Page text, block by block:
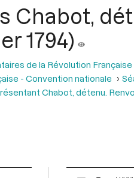
Chabot,
1794)
de la Révolution Française
- Convention nationale
Chabot, détenu.